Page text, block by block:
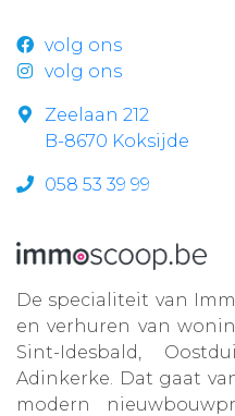
volg ons
volg ons
Zeelaan 212
B-8670 Koksijde
058 53 39 99
De specialiteit van
en verhuren van
Sint-Idesbald,
Adinkerke. Dat gaat
modern